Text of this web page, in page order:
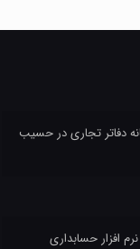
دفاتر تجاری در حسیب
افزار حسابداری